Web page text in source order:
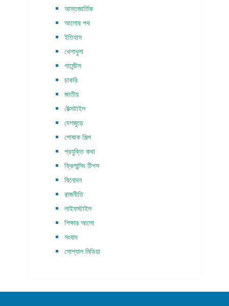
আন্তজার্তিক
আলোর পথ
ইতিহাস
খেলাধুলা
গার্মেন্টস
চাকরি
জাতীয়
টেক্সটাইল
দেশজুড়ে
পোষাক শিল্প
প্রযুক্তি কথা
ফ্রিলান্সিং টিপস
বিনোদন
রাজনীতি
লাইফস্টাইল
শিক্ষার আলো
সংবাদ
সোশ্যাল মিডিয়া